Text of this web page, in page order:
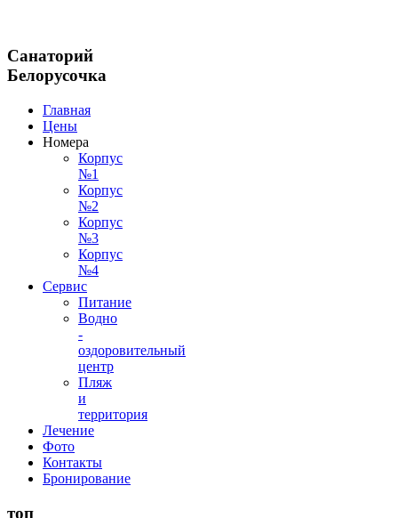
Санаторий
Белорусочка
Главная
Цены
Номера
Корпус
№1
Корпус
№2
Корпус
№3
Корпус
№4
Сервис
Питание
Водно
-
оздоровительный
центр
Пляж
и
территория
Лечение
Фото
Контакты
Бронирование
топ